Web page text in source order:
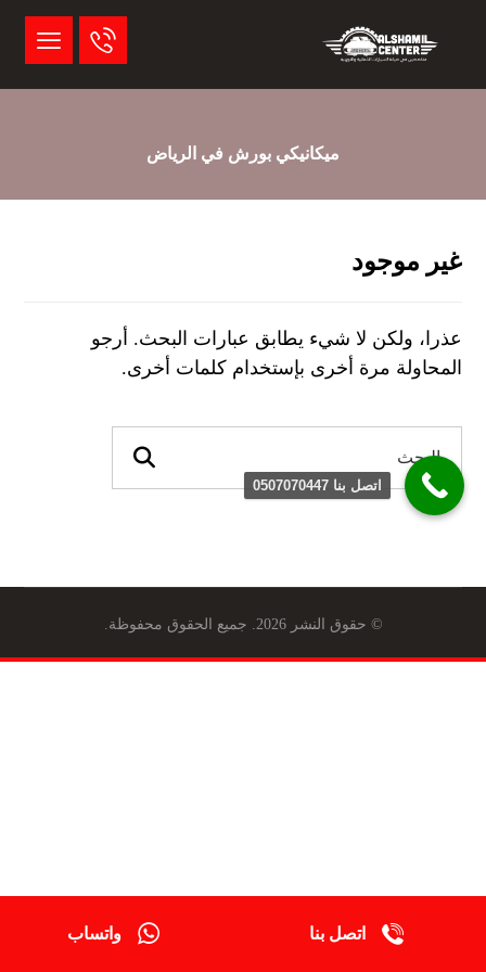
ميكانيكي بورش في الرياض
غير موجود
عذرا، ولكن لا شيء يطابق عبارات البحث. أرجو
المحاولة مرة أخرى بإستخدام كلمات أخرى.
© حقوق النشر 2026. جميع الحقوق محفوظة.
اتصل بنا واتساب
اتصل بنا 0507070447